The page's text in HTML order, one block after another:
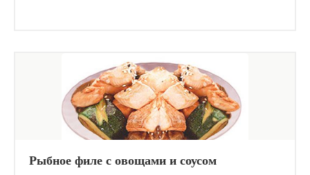
Рыбное филе с овощами и соусом